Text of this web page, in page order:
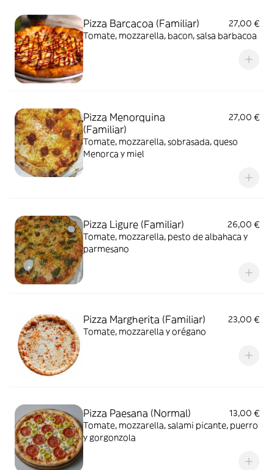
Pizza Barcacoa (Familiar)
27,00 €
Tomate, mozzarella, bacon, salsa barbacoa
Pizza Menorquina
(Familiar)
27,00 €
Tomate, mozzarella, sobrasada, queso
Menorca y miel
Pizza Ligure (Familiar)
26,00 €
Tomate, mozzarella, pesto de albahaca y
parmesano
Pizza Margherita (Familiar)
23,00 €
Tomate, mozzarella y orégano
Pizza Paesana (Normal)
13,00 €
Tomate, mozzarella, salami picante, puerro
y gorgonzola